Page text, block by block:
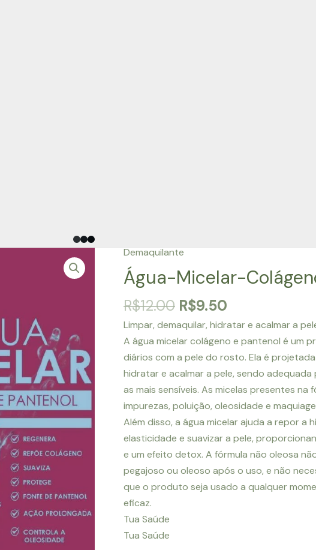
Demaquilante
Água-Micelar-
R$12.00 O
preço
original
era:
R$12.00.
R$9.50
preço
atual
é:
R$9.50.
Limpar, demaquilar, hidratar e acalmar a
A água micelar colágeno e pantenol é um
diários com a pele do rosto. Ela é
hidratar e acalmar a pele, sendo
as mais sensíveis. As micelas presentes na
impurezas, poluição, oleosidade e
Além disso, a água micelar ajuda a repor a
elasticidade e suavizar a pele,
e um efeito detox. A fórmula não oleosa
pegajoso ou oleoso após o uso, e não
que o produto seja usado a qualquer
eficaz.
Tua Saúde
Tua Saúde